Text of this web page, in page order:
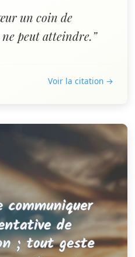
un coin de
peut atteindre.”
Voir la citation →